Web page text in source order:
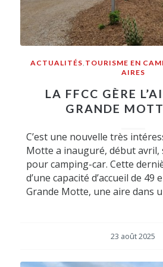
ACTUALITÉS TOURISME EN
AIRES
LA FFCC GÈRE
GRANDE
C’est une nouvelle très
Motte a inauguré, début avril,
pour camping-car. Cette
d’une capacité d’accueil de 49
Grande Motte, une aire dans
23 août 2025